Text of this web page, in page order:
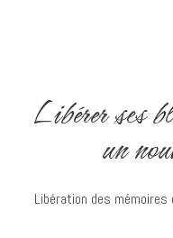
Libérer ses
un
Libération des